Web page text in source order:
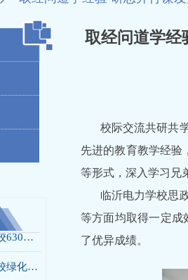
取经问道学
校际交流共研共
先进的教育教学经验
等形式，深入学习兄
临沂电力学校思
等方面均取得一定成
了优异成绩。
临沂市高级财经学校630箱变箱壳及内部部件更换项目 成交结果公告